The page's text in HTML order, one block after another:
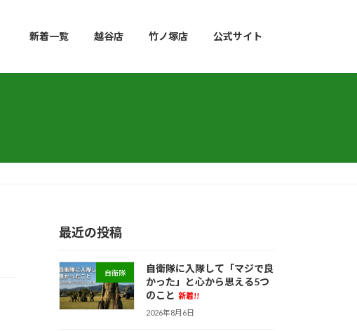
新着一覧 越谷店 竹ノ塚店 公式サイト
最近の投稿
自衛隊
自衛隊に入隊して「マジで良
かった」と心から思える5つ
のこと 新着!!
2026年8月6日